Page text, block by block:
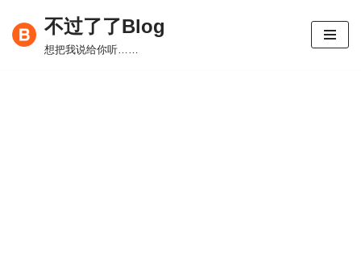
跳
不过了了Blog
想把我说给你听……